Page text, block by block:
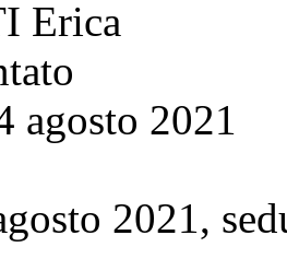
Erica
agosto 2021
2021,